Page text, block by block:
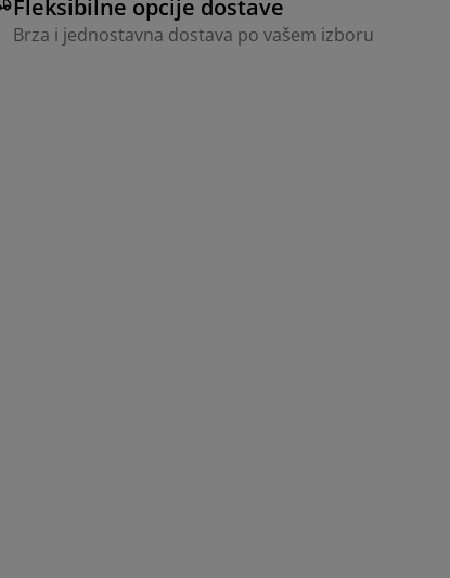
Fleksibilne opcije dostave
Brza i jednostavna dostava po vašem izboru